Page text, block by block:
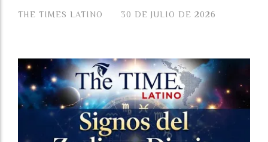
THE TIMES LATINO 30 DE JULIO DE 2026